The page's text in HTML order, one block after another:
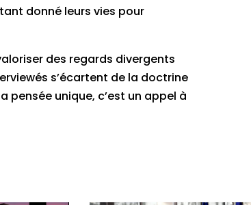
donné leurs vies pour
valoriser des regards divergents
s’écartent de la doctrine
pensée unique, c’est un appel à